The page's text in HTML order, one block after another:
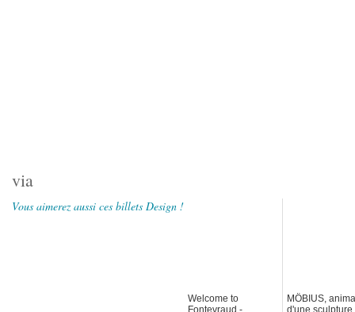
via
Vous aimerez aussi ces billets Design !
Welcome to
Fontevraud -
MÖBIUS,
d'une sculpture